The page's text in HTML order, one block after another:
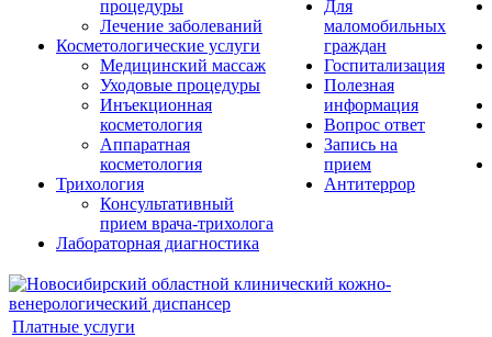
процедуры
Лечение заболеваний
Косметологические услуги
Медицинский массаж
Уходовые процедуры
Инъекционная
косметология
Аппаратная
косметология
Трихология
Консультативный
прием врача-трихолога
Лабораторная диагностика
Для
маломобильных
граждан
Госпитализация
Полезная
информация
Вопрос ответ
Запись на
прием
Антитеррор
Платные услуги